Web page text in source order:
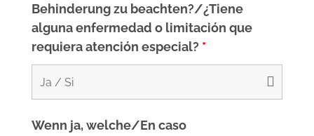
Behinderung zu beachten?/¿Tiene
alguna enfermedad o limitación que
requiera atención especial? *
Wenn ja, welche/En caso